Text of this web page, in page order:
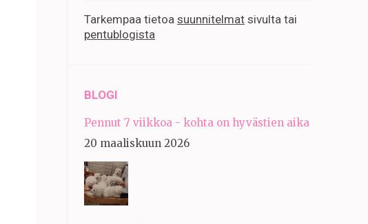
Tarkempaa tietoa suunnitelmat sivulta tai
pentublogista
BLOGI
Pennut 7 viikkoa - kohta on hyvästien aika
20 maaliskuun 2026